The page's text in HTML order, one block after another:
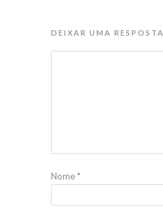
DEIXAR UMA RESPOSTA
Nome*